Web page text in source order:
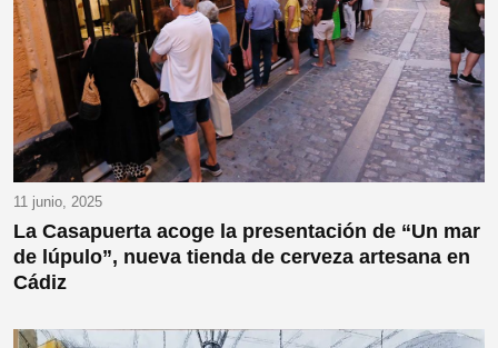
11 junio, 2025
La Casapuerta acoge la presentación de “Un mar
de lúpulo”, nueva tienda de cerveza artesana en
Cádiz